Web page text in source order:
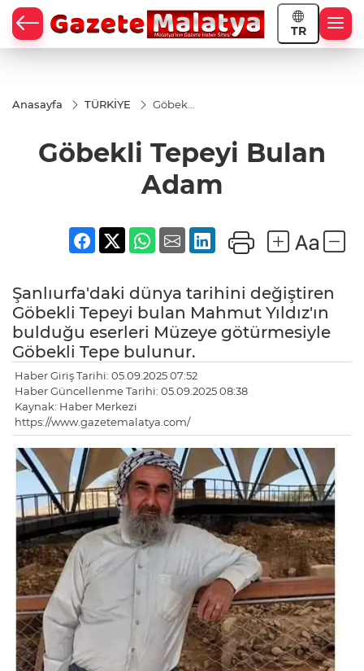
TR
Anasayfa TÜRKİYE
Göbekli
Adam
Göbekli Tepeyi Bulan
Adam
Şanlıurfa'daki dünya tarihini değiştiren
Göbekli Tepeyi bulan Mahmut Yıldız'ın
bulduğu eserleri Müzeye götürmesiyle
Göbekli Tepe bulunur.
Haber Giriş Tarihi: 05.09.2025 07:52
Haber Güncellenme Tarihi: 05.09.2025 08:38
Kaynak: Haber Merkezi
https://www.gazetemalatya.com/